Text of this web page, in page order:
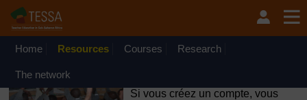
Passer au contenu principal
OpenLearn Create will be unavailable on Wednesday 12
August 2026 from 8am to 10.30am (GMT) due to routine
Home Resources Courses Research
The network
Si vous créez un compte, vous